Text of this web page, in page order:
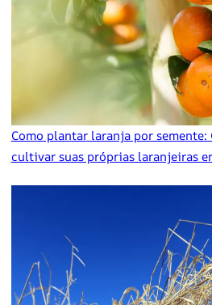
Como plantar laranja por
cultivar suas próprias laranjeiras